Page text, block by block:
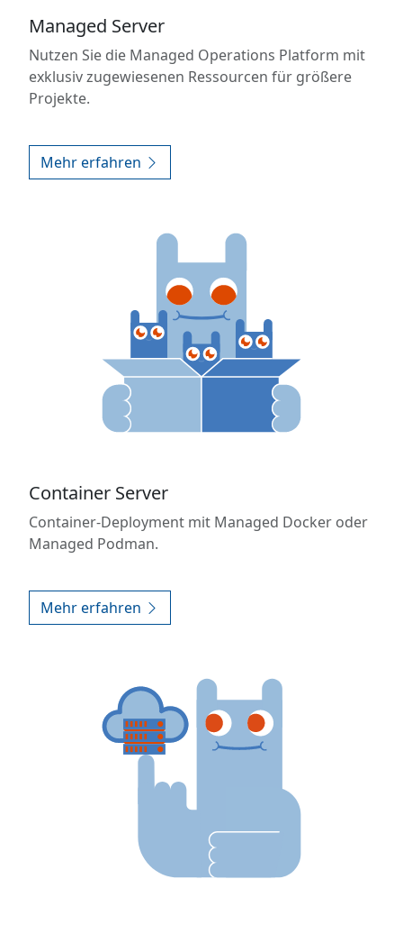
Managed Server
Nutzen Sie die Managed Operations Platform mit
exklusiv zugewiesenen Ressourcen für größere
Projekte.
Mehr erfahren
Container Server
Container-Deployment mit Managed Docker oder
Managed Podman.
Mehr erfahren